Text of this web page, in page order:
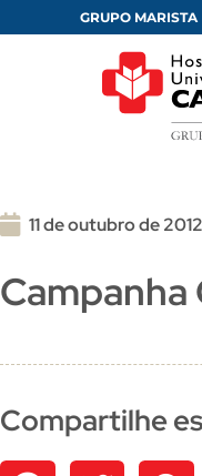
GRUPO MARISTA
11 de outubro de 2012
Campanha
Compartilhe